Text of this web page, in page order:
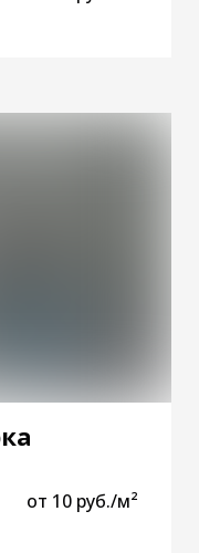
от 10 руб./м²